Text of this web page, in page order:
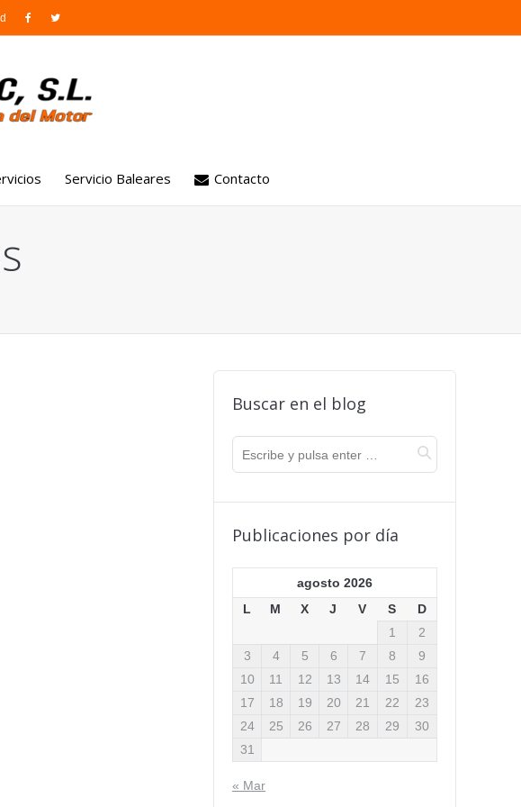
Mecánica-montaje de motores
portuaria
Servicio Baleares Contacto
Buscar en el blog
Publicaciones por día
agosto 2026
L
M X J V S
D
1
2
3
4 5 6 7 8
9
10
11 12 13 14 15
16
17
18 19 20 21 22
23
24
25 26 27 28 29
30
31
« Mar